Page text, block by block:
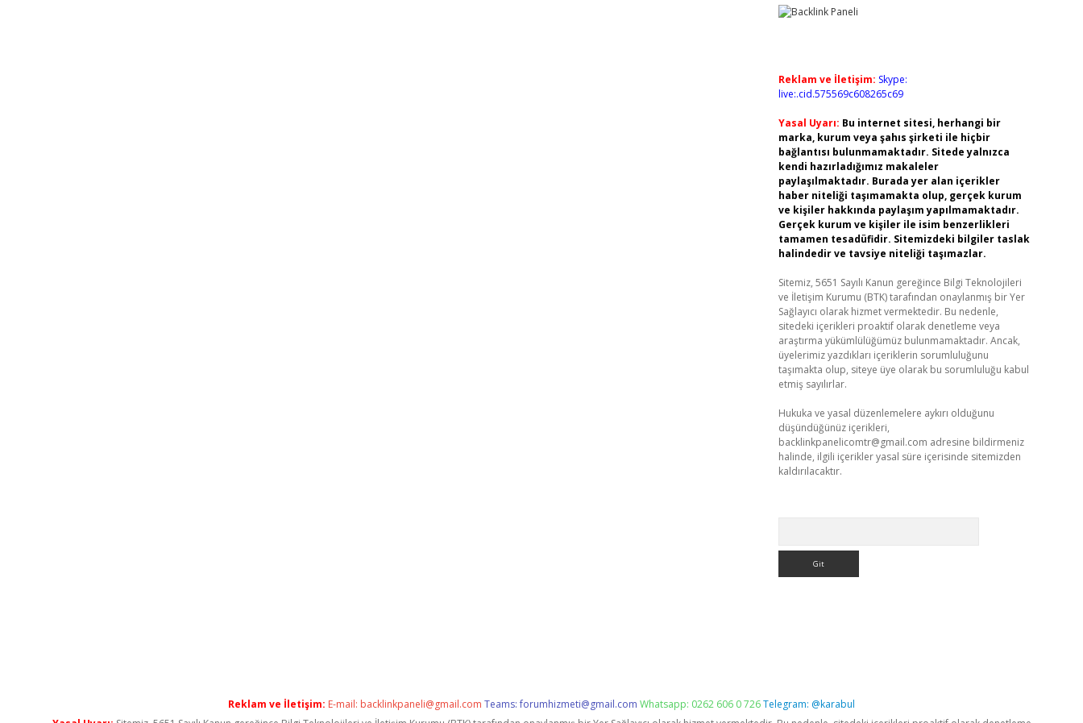
Reklam ve İletişim: Skype:
live:.cid.575569c608265c69
Yasal Uyarı: Bu internet sitesi, herhangi bir
marka, kurum veya şahıs şirketi ile hiçbir
bağlantısı bulunmamaktadır. Sitede yalnızca
kendi hazırladığımız makaleler
paylaşılmaktadır. Burada yer alan içerikler
haber niteliği taşımamakta olup, gerçek kurum
ve kişiler hakkında paylaşım yapılmamaktadır.
Gerçek kurum ve kişiler ile isim benzerlikleri
tamamen tesadüfidir. Sitemizdeki bilgiler taslak
halindedir ve tavsiye niteliği taşımazlar.
Sitemiz, 5651 Sayılı Kanun gereğince Bilgi Teknolojileri
ve İletişim Kurumu (BTK) tarafından onaylanmış bir Yer
Sağlayıcı olarak hizmet vermektedir. Bu nedenle,
sitedeki içerikleri proaktif olarak denetleme veya
araştırma yükümlülüğümüz bulunmamaktadır. Ancak,
üyelerimiz yazdıkları içeriklerin sorumluluğunu
taşımakta olup, siteye üye olarak bu sorumluluğu kabul
etmiş sayılırlar.
Hukuka ve yasal düzenlemelere aykırı olduğunu
düşündüğünüz içerikleri,
backlinkpanelicomtr@gmail.com adresine bildirmeniz
halinde, ilgili içerikler yasal süre içerisinde sitemizden
kaldırılacaktır.
Reklam ve İletişim: E-mail: backlinkpaneli@gmail.com Teams:forumhizmeti@gmail.com Whatsapp: 0262 606 0 726Telegram: @karabul